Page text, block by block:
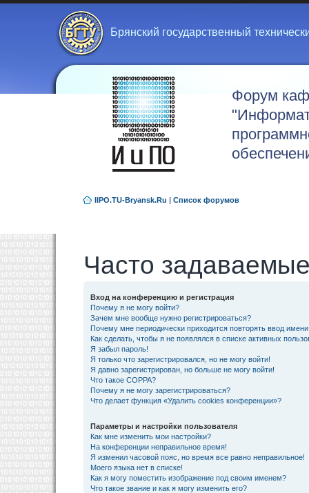
Брянский государственный
Форум
IIPO.TU-Bryansk.Ru | Список форумов
Часто
Вход на конференцию и регистрация
Почему я не могу войти?
Зачем мне вообще нужно регистрироваться?
Почему мне периодически приходится повторять ввод
Как сделать, чтобы я не появлялся в списке активных
Я забыл пароль!
Я только что зарегистрировался, но не могу войти!
Я давно зарегистрирован, но больше не могу войти!
Что такое COPPA?
Почему я не могу зарегистрироваться?
Что делает функция «Удалить cookies конференции»?
Параметры и настройки пользователя
Как мне изменить мои настройки?
На конференции неправильное время!
Я изменил часовой пояс, но время все равно неправильное!
Моего языка нет в списке!
Как я могу поместить изображение под своим именем?
Что такое звание и как я могу изменить его?